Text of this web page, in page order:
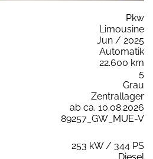
Pkw
Limousine
Jun / 2025
Automatik
22.600 km
5
Grau
Zentrallager
ab ca. 10.08.2026
89257_GW_MUE-V
253 kW / 344 PS
Diesel